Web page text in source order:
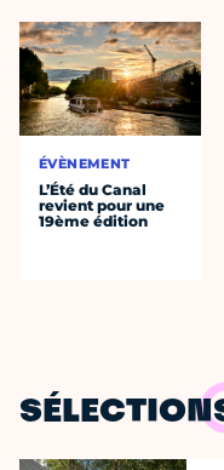
ÉVÈNEMENT
L’Été du Canal
revient pour une
19ème édition